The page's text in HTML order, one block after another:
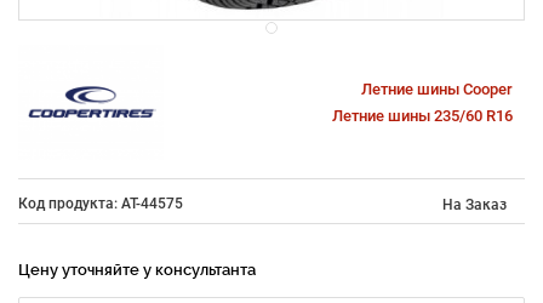
Летние шины Cooper
Летние шины 235/60 R16
Код продукта: AT-44575 На Заказ
Цену уточняйте у консультанта